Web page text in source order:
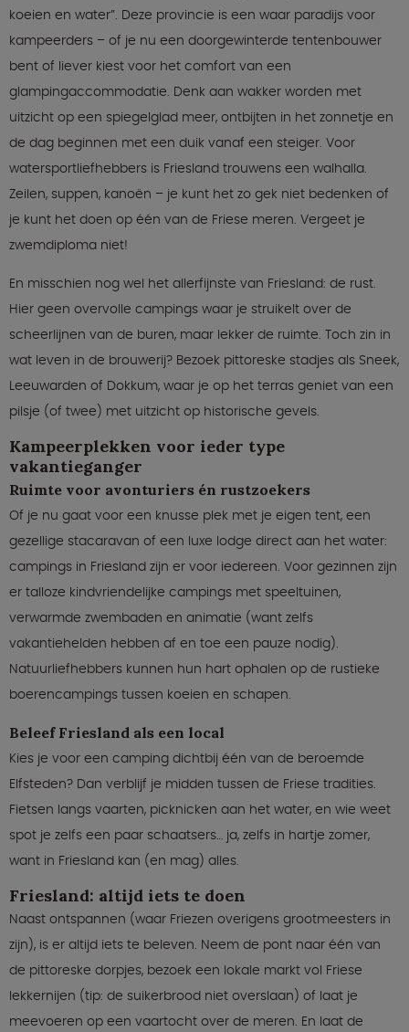
koeien en water”. Deze provincie is een waar paradijs voor
kampeerders – of je nu een doorgewinterde tentenbouwer
bent of liever kiest voor het comfort van een
glampingaccommodatie. Denk aan wakker worden met
uitzicht op een spiegelglad meer, ontbijten in het zonnetje en
de dag beginnen met een duik vanaf een steiger. Voor
watersportliefhebbers is Friesland trouwens een walhalla.
Zeilen, suppen, kanoën – je kunt het zo gek niet bedenken of
je kunt het doen op één van de Friese meren. Vergeet je
zwemdiploma niet!
En misschien nog wel het allerfijnste van Friesland: de rust.
Hier geen overvolle campings waar je struikelt over de
scheerlijnen van de buren, maar lekker de ruimte. Toch zin in
wat leven in de brouwerij? Bezoek pittoreske stadjes als Sneek,
Leeuwarden of Dokkum, waar je op het terras geniet van een
pilsje (of twee) met uitzicht op historische gevels.
Kampeerplekken voor ieder type
vakantieganger
Ruimte voor avonturiers én rustzoekers
Of je nu gaat voor een knusse plek met je eigen tent, een
gezellige stacaravan of een luxe lodge direct aan het water:
campings in Friesland zijn er voor iedereen. Voor gezinnen zijn
er talloze kindvriendelijke campings met speeltuinen,
verwarmde zwembaden en animatie (want zelfs
vakantiehelden hebben af en toe een pauze nodig).
Natuurliefhebbers kunnen hun hart ophalen op de rustieke
boerencampings tussen koeien en schapen.
Beleef Friesland als een local
Kies je voor een camping dichtbij één van de beroemde
Elfsteden? Dan verblijf je midden tussen de Friese tradities.
Fietsen langs vaarten, picknicken aan het water, en wie weet
spot je zelfs een paar schaatsers… ja, zelfs in hartje zomer,
want in Friesland kan (en mag) alles.
Friesland: altijd iets te doen
Naast ontspannen (waar Friezen overigens grootmeesters in
zijn), is er altijd iets te beleven. Neem de pont naar één van
de pittoreske dorpjes, bezoek een lokale markt vol Friese
lekkernijen (tip: de suikerbrood niet overslaan) of laat je
meevoeren op een vaartocht over de meren. En laat de